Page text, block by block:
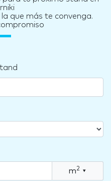
que más te convenga.
m2 ▾